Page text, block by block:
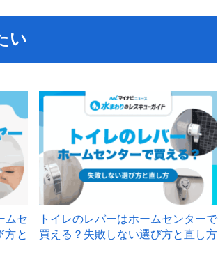
い
ムセ
方と
トイレのレバーはホームセンターで
買える？失敗しない選び方と直し方